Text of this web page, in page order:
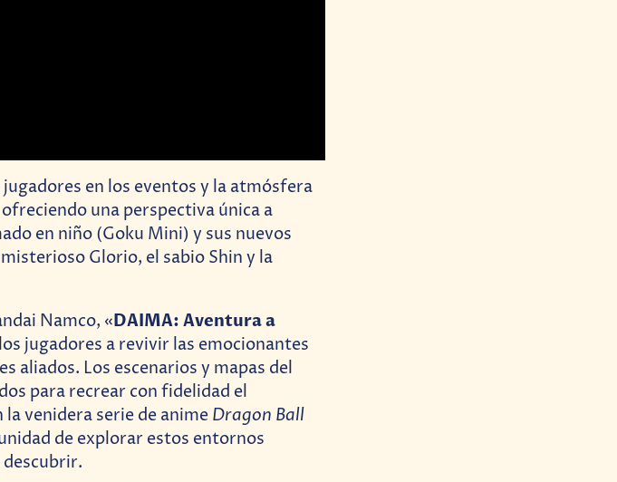
en los eventos y la atmósfera
ofreciendo una perspectiva única a
en niño (Goku Mini) y sus nuevos
Glorio, el sabio Shin y la
Namco, «DAIMA: Aventura a
jugadores a revivir las emocionantes
aliados. Los escenarios y mapas del
para recrear con fidelidad el
venidera serie de anime Dragon Ball
de explorar estos entornos
descubrir.